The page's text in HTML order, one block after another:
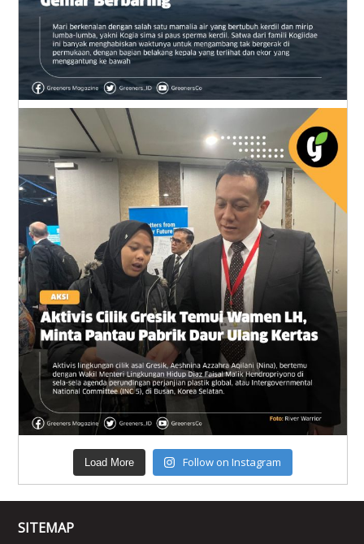
Load More Follow on Instagram
SITEMAP